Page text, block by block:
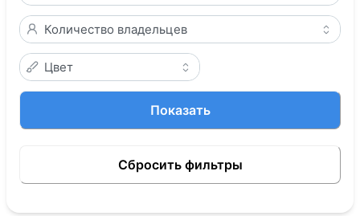
Количество владельцев
Цвет
Показать
Сбросить фильтры